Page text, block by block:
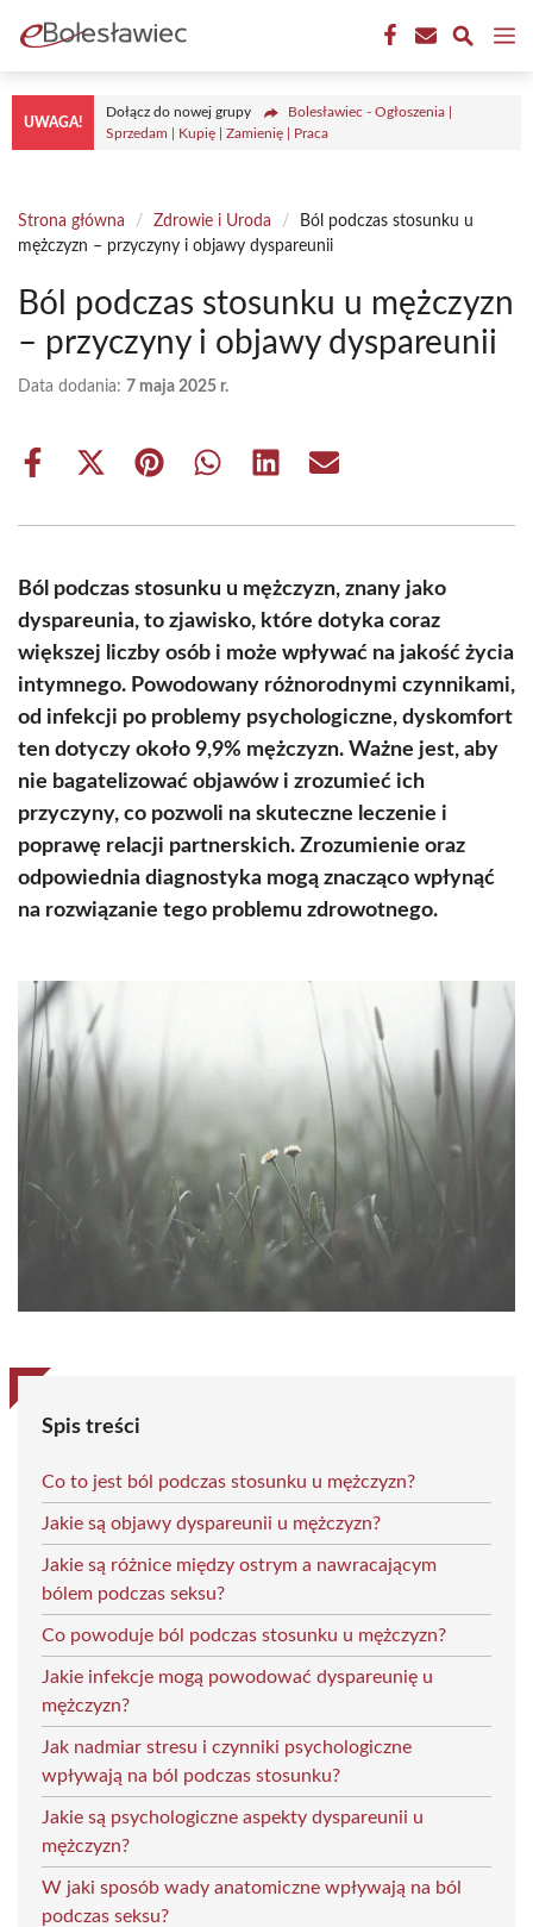
treści
UWAGA!
Dołącz do nowej grupy
Bolesławiec - Ogłoszenia |
Sprzedam | Kupię | Zamienię | Praca
Strona główna / Zdrowie i Uroda /
Ból podczas stosunku u
mężczyzn – przyczyny i objawy dyspareunii
Ból podczas stosunku u mężczyzn
– przyczyny i objawy dyspareunii
Data dodania: 7 maja 2025 r.
Share
Share
(Twitter)
Share Share Share Share
Ból podczas stosunku u mężczyzn, znany jako
dyspareunia, to zjawisko, które dotyka coraz
większej liczby osób i może wpływać na jakość życia
intymnego. Powodowany różnorodnymi czynnikami,
od infekcji po problemy psychologiczne, dyskomfort
ten dotyczy około 9,9% mężczyzn. Ważne jest, aby
nie bagatelizować objawów i zrozumieć ich
przyczyny, co pozwoli na skuteczne leczenie i
poprawę relacji partnerskich. Zrozumienie oraz
odpowiednia diagnostyka mogą znacząco wpłynąć
na rozwiązanie tego problemu zdrowotnego.
Spis treści
Co to jest ból podczas stosunku u mężczyzn?
Jakie są objawy dyspareunii u mężczyzn?
Jakie są różnice między ostrym a nawracającym
bólem podczas seksu?
Co powoduje ból podczas stosunku u mężczyzn?
Jakie infekcje mogą powodować dyspareunię u
mężczyzn?
Jak nadmiar stresu i czynniki psychologiczne
wpływają na ból podczas stosunku?
Jakie są psychologiczne aspekty dyspareunii u
mężczyzn?
W jaki sposób wady anatomiczne wpływają na ból
podczas seksu?